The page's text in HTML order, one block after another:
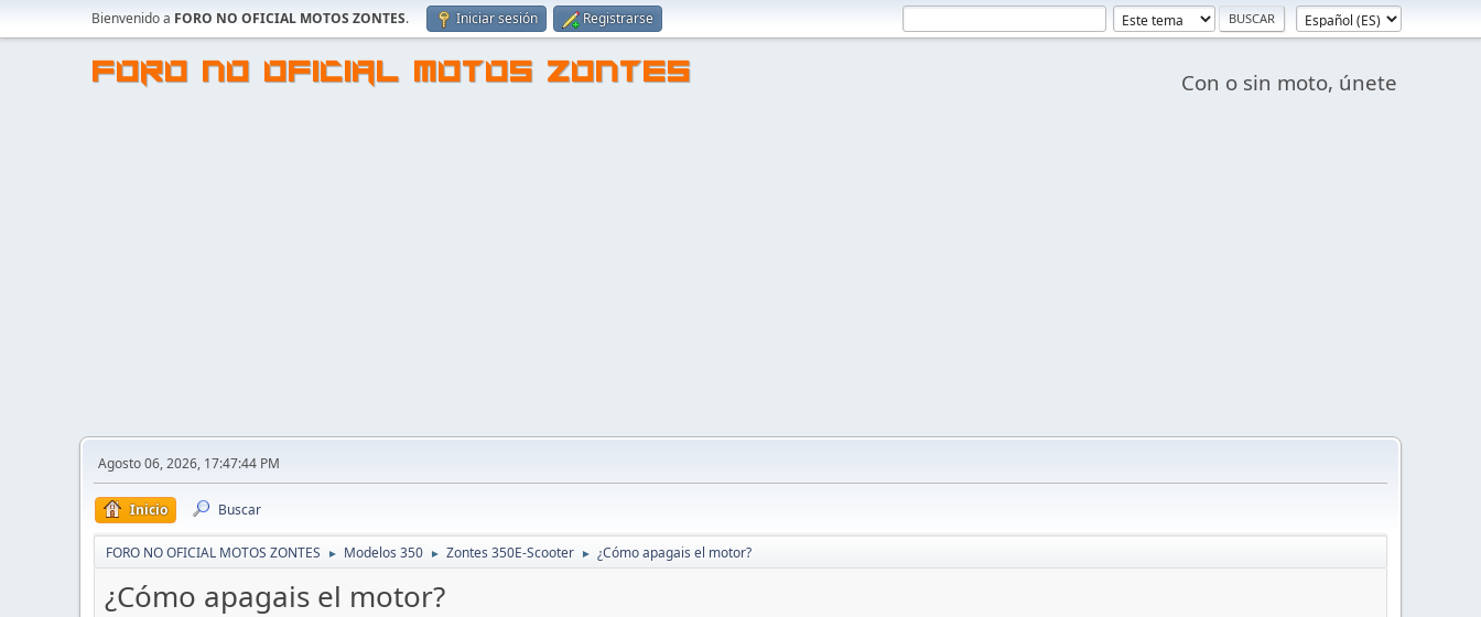
Bienvenido a FORO NO OFICIAL MOTOS ZONTES. Iniciar sesión Registrarse
FORO NO OFICIAL MOTOS ZONTES Con o sin moto, únete
Agosto 06, 2026, 17:47:44 PM
Inicio Buscar
FORO NO OFICIAL MOTOS ZONTES ► Modelos 350 ► Zontes 350E-Scooter ► ¿Cómo apagais el motor?
¿Cómo apagais el motor?